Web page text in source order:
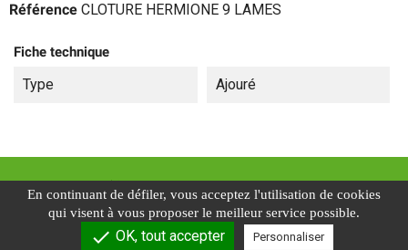
Référence CLOTURE HERMIONE 9 LAMES
Fiche technique
Type Ajouré
En continuant de défiler, vous acceptez l'utilisation de cookies
qui visent à vous proposer le meilleur service possible.
check OK, tout accepter Personnaliser